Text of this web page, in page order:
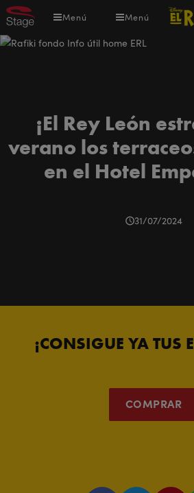
Pasar
al
contenido
Menú Menú
¡El Rey León
verano los
en el Hotel
31/07/2024
¡CONSIGUE YA TUS
COMPRAR